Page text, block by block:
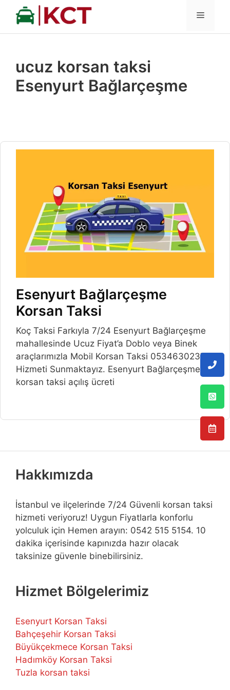
İçeriğe
MENÜ
ucuz korsan taksi
Esenyurt Bağlarçeşme
Esenyurt Bağlarçeşme
Korsan Taksi
Koç Taksi Farkıyla 7/24 Esenyurt Bağlarçeşme
mahallesinde Ucuz Fiyat’a Doblo veya Binek
araçlarımızla Mobil Korsan Taksi 05346302375
Hizmeti Sunmaktayız. Esenyurt Bağlarçeşme
korsan taksi açılış ücreti
Hakkımızda
İstanbul ve ilçelerinde 7/24 Güvenli korsan taksi
hizmeti veriyoruz! Uygun Fiyatlarla konforlu
yolculuk için Hemen arayın: 0542 515 5154. 10
dakika içerisinde kapınızda hazır olacak
taksinize güvenle binebilirsiniz.
Hizmet Bölgelerimiz
Esenyurt Korsan Taksi
Bahçeşehir Korsan Taksi
Büyükçekmece Korsan Taksi
Hadımköy Korsan Taksi
Tuzla korsan taksi